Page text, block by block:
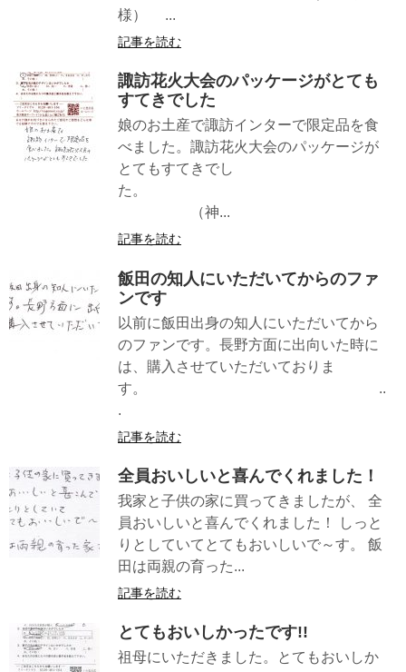
様） ...
記事を読む
諏訪花火大会のパッケージがとても
すてきでした
娘のお土産で諏訪インターで限定品を食
べました。諏訪花火大会のパッケージが
とてもすてきでし
た。
（神...
記事を読む
飯田の知人にいただいてからのファ
ンです
以前に飯田出身の知人にいただいてから
のファンです。長野方面に出向いた時に
は、購入させていただいておりま
す。 ..
.
記事を読む
全員おいしいと喜んでくれました！
我家と子供の家に買ってきましたが、 全
員おいしいと喜んでくれました！ しっと
りとしていてとてもおいしいで～す。 飯
田は両親の育った...
記事を読む
とてもおいしかったです!!
祖母にいただきました。とてもおいしか